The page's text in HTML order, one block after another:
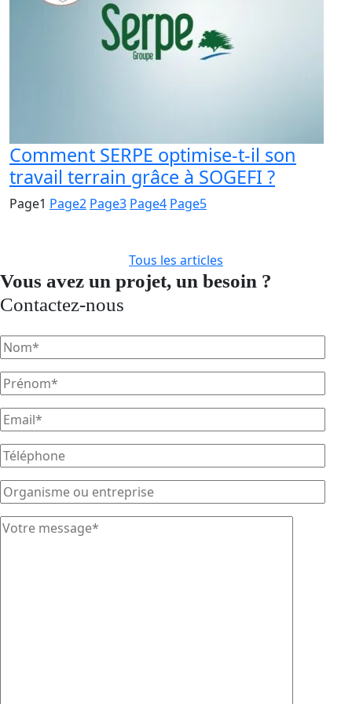
Comment SERPE optimise-t-il son
travail terrain grâce à SOGEFI ?
Page1 Page2 Page3 Page4 Page5
Tous les articles
Vous avez un projet, un besoin ?
Contactez-nous